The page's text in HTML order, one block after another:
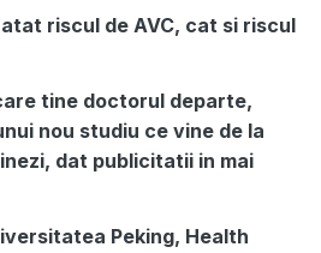
riscul de AVC, cat si riscul
tine doctorul departe,
nou studiu ce vine de la
dat publicitatii in mai
Peking, Health